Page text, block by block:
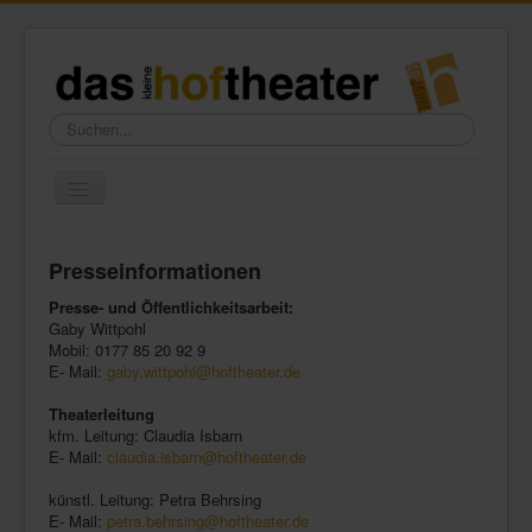
Suchen...
Freundeskreis
Galerie
Presse
Kontakt
Presseinformationen
Presse- und Öffentlichkeitsarbeit:
Gaby Wittpohl
Mobil: 0177 85 20 92 9
E- Mail: gaby.wittpohl@hoftheater.de
Theaterleitung
kfm. Leitung: Claudia Isbarn
E- Mail: claudia.isbarn@hoftheater.de
künstl. Leitung: Petra Behrsing
E- Mail: petra.behrsing@hoftheater.de